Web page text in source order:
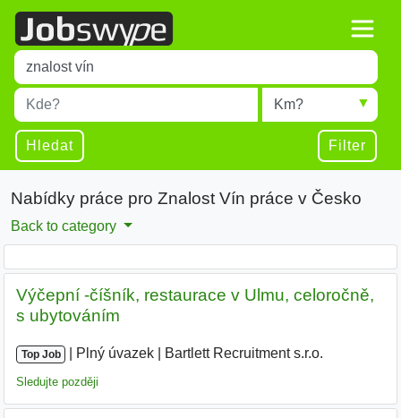
Title
Type 1 or more characters for results.
Místo
Type 1 or more characters for results.
Radius
Hledat Filter
Nabídky práce pro Znalost Vín práce v Česko
Back to category
Výčepní -číšník, restaurace v Ulmu, celoročně,
s ubytováním
Top Job Plný úvazek Bartlett Recruitment s.r.o.
Sledujte později